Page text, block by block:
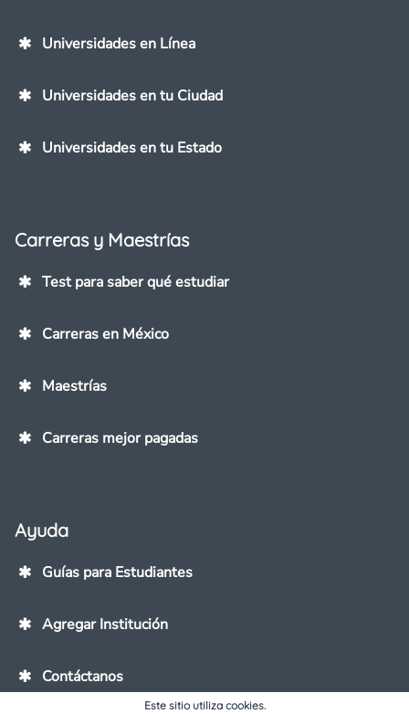
Universidades en Línea
Universidades en tu Ciudad
Universidades en tu Estado
Carreras y Maestrías
Test para saber qué estudiar
Carreras en México
Maestrías
Carreras mejor pagadas
Ayuda
Guías para Estudiantes
Agregar Institución
Contáctanos
Este sitio utiliza cookies.